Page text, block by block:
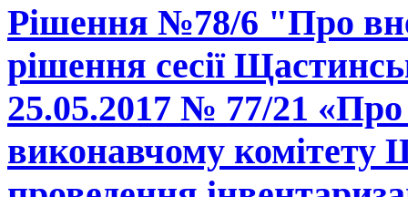
Рішення №78/6 "Про
рішення сесії
25.05.2017 № 77/21
виконавчому комітету